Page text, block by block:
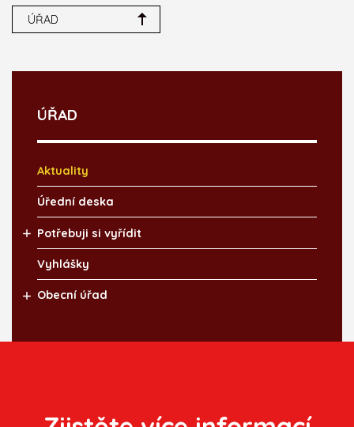
ÚŘAD
ÚŘAD
Aktuality
Úřední deska
Potřebuji si vyřídit
Vyhlášky
Obecní úřad